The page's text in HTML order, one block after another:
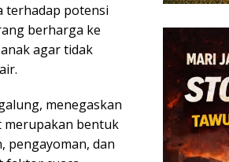
terhadap potensi
berharga ke
agar tidak
menegaskan
merupakan bentuk
pengayoman, dan